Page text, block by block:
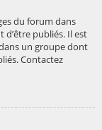
du forum dans
d’être publiés. Il est
un groupe dont
Contactez